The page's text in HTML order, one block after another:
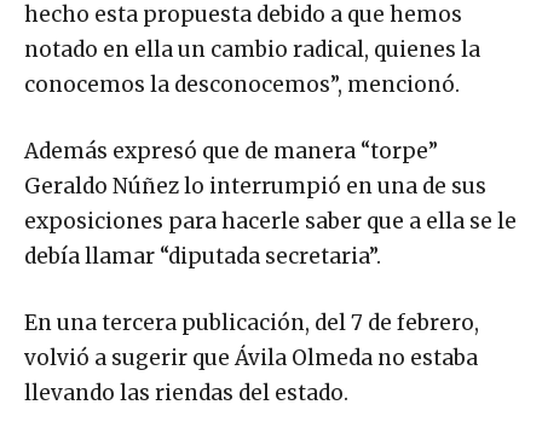
hecho esta propuesta debido a que hemos
notado en ella un cambio radical, quienes la
conocemos la desconocemos”, mencionó.
Además expresó que de manera “torpe”
Geraldo Núñez lo interrumpió en una de sus
exposiciones para hacerle saber que a ella se le
debía llamar “diputada secretaria”.
En una tercera publicación, del 7 de febrero,
volvió a sugerir que Ávila Olmeda no estaba
llevando las riendas del estado.